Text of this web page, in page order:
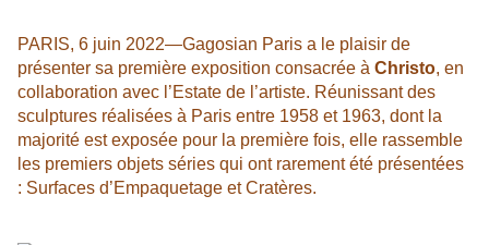
PARIS, 6 juin 2022—Gagosian Paris a le plaisir de
présenter sa première exposition consacrée à Christo, en
collaboration avec l’Estate de l’artiste. Réunissant des
sculptures réalisées à Paris entre 1958 et 1963, dont la
majorité est exposée pour la première fois, elle rassemble
les premiers objets séries qui ont rarement été présentées
: Surfaces d’Empaquetage et Cratères.